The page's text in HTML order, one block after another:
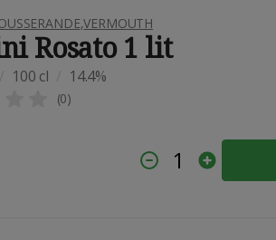
,VERMOUTH
Rosato 1 lit
100 cl 14.4%
(0)
1